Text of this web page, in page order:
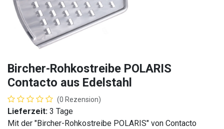
Bircher-Rohkostreibe POLARIS
Contacto aus Edelstahl
(0 Rezension)
Lieferzeit: 3 Tage
Mit der "Bircher-Rohkostreibe POLARIS" von Contacto